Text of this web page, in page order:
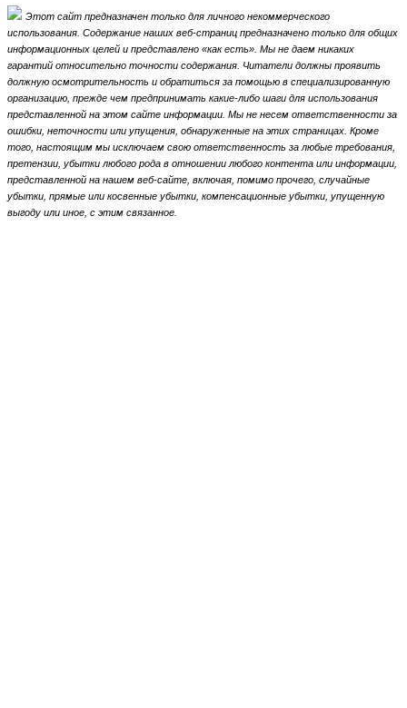
Этот сайт предназначен только для личного некоммерческого
использования. Содержание наших веб-страниц предназначено только для общих
информационных целей и представлено «как есть». Мы не даем никаких
гарантий относительно точности содержания. Читатели должны проявить
должную осмотрительность и обратиться за помощью в специализированную
организацию, прежде чем предпринимать какие-либо шаги для использования
представленной на этом сайте информации. Мы не несем ответственности за
ошибки, неточности или упущения, обнаруженные на этих страницах. Кроме
того, настоящим мы исключаем свою ответственность за любые требования,
претензии, убытки любого рода в отношении любого контента или информации,
представленной на нашем веб-сайте, включая, помимо прочего, случайные
убытки, прямые или косвенные убытки, компенсационные убытки, упущенную
выгоду или иное, с этим связанное.